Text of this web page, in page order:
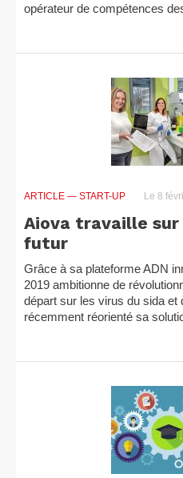
opérateur de compétences
ARTICLE — START-UP Le 8
Aiova travaille sur
futur
Grâce à sa plateforme ADN
2019 ambitionne de
départ sur les virus du sida et
récemment réorienté sa